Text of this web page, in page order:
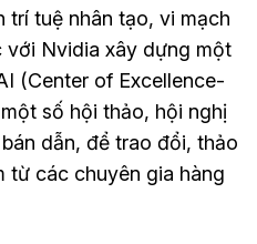
trí tuệ nhân tạo, vi mạch
với Nvidia xây dựng một
(Center of Excellence-
số hội thảo, hội nghị
dẫn, để trao đổi, thảo
từ các chuyên gia hàng